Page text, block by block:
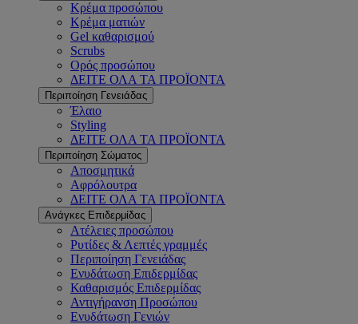
Κρέμα προσώπου
Κρέμα ματιών
Gel καθαρισμού
Scrubs
Ορός προσώπου
ΔΕΙΤΕ ΟΛΑ ΤΑ ΠΡΟΪΟΝΤΑ
Περιποίηση Γενειάδας
Έλαιο
Styling
ΔΕΙΤΕ ΟΛΑ ΤΑ ΠΡΟΪΟΝΤΑ
Περιποίηση Σώματος
Αποσμητικά
Αφρόλουτρα
ΔΕΙΤΕ ΟΛΑ ΤΑ ΠΡΟΪΟΝΤΑ
Ανάγκες Επιδερμίδας
Ατέλειες προσώπου
Ρυτίδες & Λεπτές γραμμές
Περιποίηση Γενειάδας
Ενυδάτωση Επιδερμίδας
Καθαρισμός Επιδερμίδας
Αντιγήρανση Προσώπου
Ενυδάτωση Γενιών